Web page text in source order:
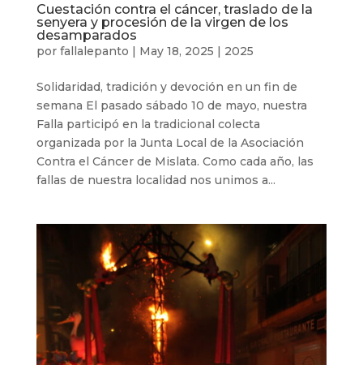
Cuestación contra el cáncer, traslado de la
senyera y procesión de la virgen de los
desamparados
por fallalepanto | May 18, 2025 | 2025
Solidaridad, tradición y devoción en un fin de
semana El pasado sábado 10 de mayo, nuestra
Falla participó en la tradicional colecta
organizada por la Junta Local de la Asociación
Contra el Cáncer de Mislata. Como cada año, las
fallas de nuestra localidad nos unimos a...